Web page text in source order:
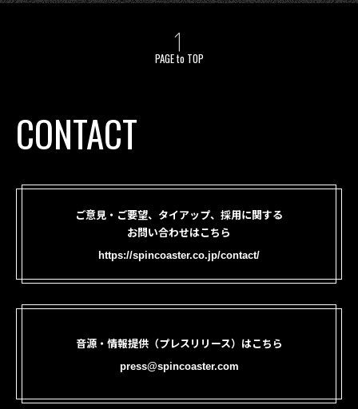
PAGE to TOP
CONTACT
ご意見・ご要望、タイアップ、採用に関する
お問い合わせはこちら
https://spincoaster.co.jp/contact/
音源・情報提供（プレスリリース）はこちら
press@spincoaster.com